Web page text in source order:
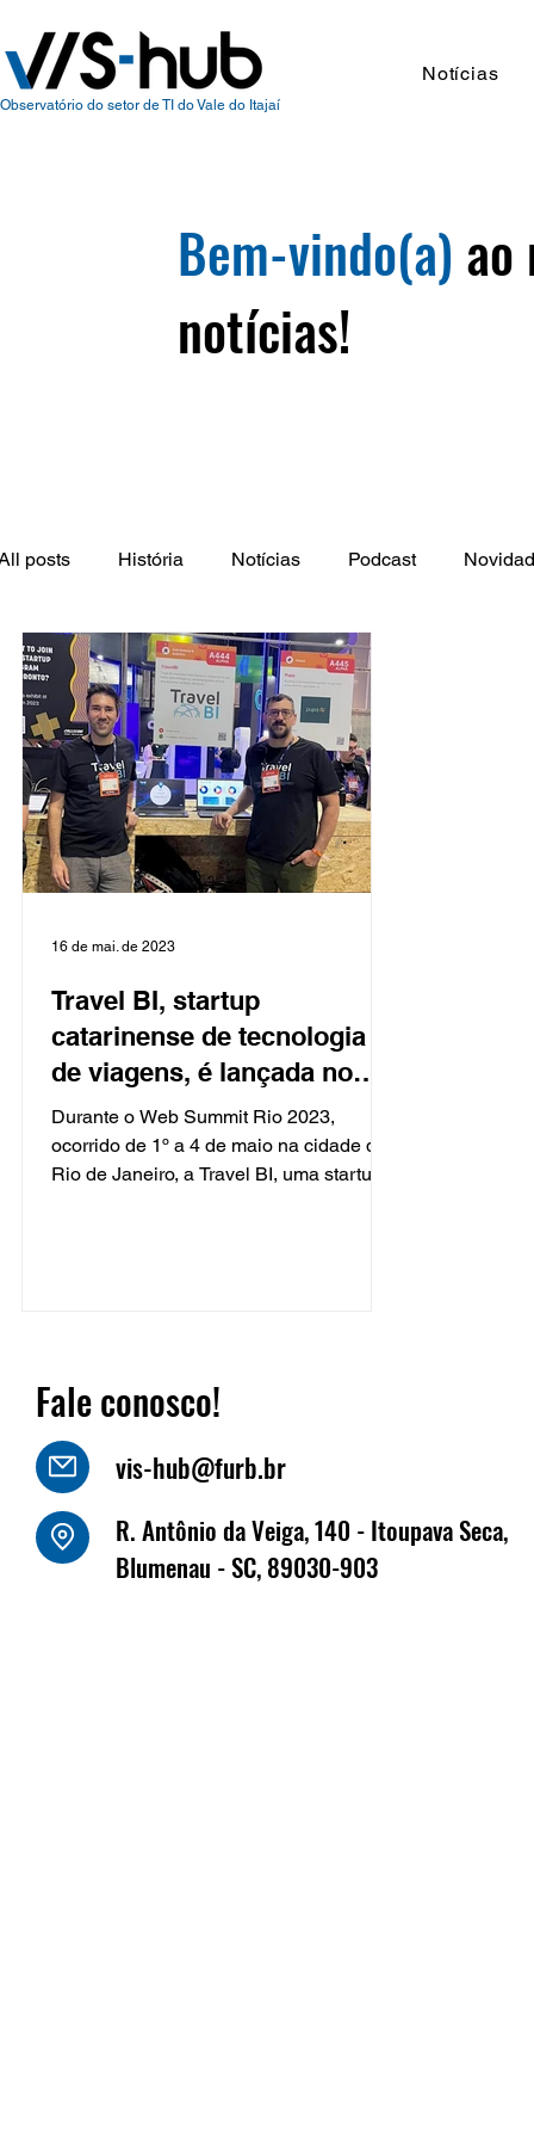
Observatório do setor de TI do Vale do Itajaí
Notícias
Bem-vindo(a) ao
notícias!
posts História Notícias Podcast
Empregos
Travel BI, startup
catarinense de tecnologia
de viagens, é lançada no
Web Summit Rio 2023,
impulsio
Durante o Web Summit Rio 2023,
ocorrido de 1º a 4 de maio na cidade do
Rio de Janeiro, a Travel BI, uma startup
16 de mai. de 2023
Fale conosco!
vis-hub@furb.br
R. Antônio da Veiga, 140 - Itoupava Seca,
Blumenau - SC, 89030-903